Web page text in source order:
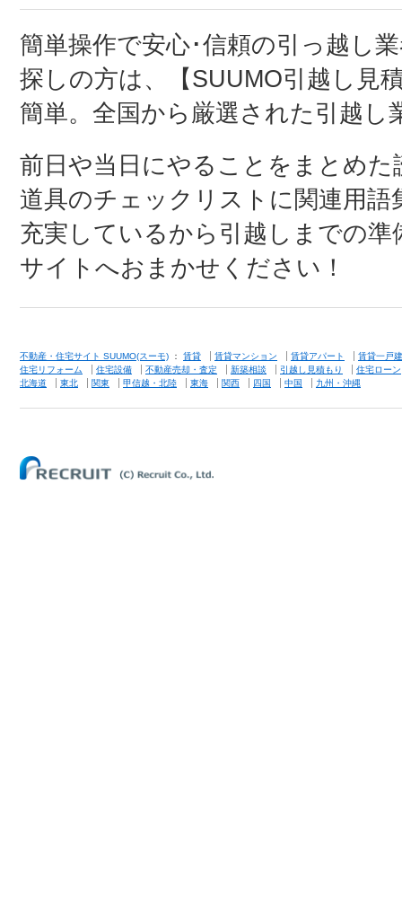
簡単操作で安心･信頼の引っ越し
探しの方は、【SUUMO引越し見
簡単。全国から厳選された引越
前日や当日にやることをまとめ
道具のチェックリストに関連用
充実しているから引越しまでの
サイトへおまかせください！
不動産・住宅サイト SUUMO(スーモ) ： 賃貸 賃貸マンション 賃貸アパート
賃貸一戸
住宅リフォーム
住宅設備 不動産売却・査定 新築相談 引越し見積もり
住宅ローン
北海道
東北 関東 甲信越・北陸 東海 関西 四国 中国 九州・沖縄